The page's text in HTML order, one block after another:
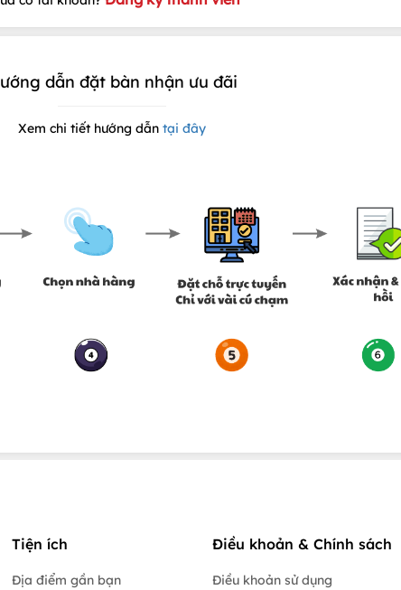
dẫn đặt bàn nhận ưu đãi
Xem chi tiết hướng dẫn tại đây
Tiện ích
Địa điểm gần bạn
Điều khoản & Chính sách
Điều khoản sử dụng